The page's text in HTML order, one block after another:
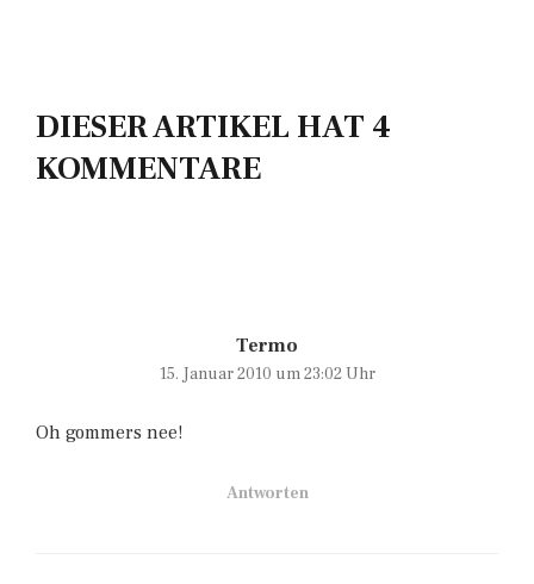
DIESER ARTIKEL HAT 4
KOMMENTARE
Termo
15. Januar 2010 um 23:02 Uhr
Oh gommers nee!
Antworten